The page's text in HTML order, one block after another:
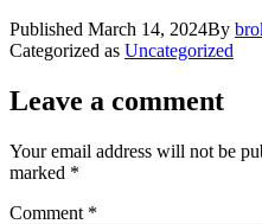
Published March 14, 2024By
Categorized as Uncategorized
Leave a comment
Your email address will not be
marked *
Comment *